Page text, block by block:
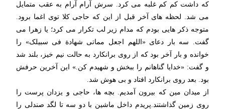
که داشت کم کم غلبه می کرد. سرش آرام آرام به عقب متمایل
می شد. لحظه های آخر قبل از این که حاجی کلا توی اغما برود.
متوجه ذکر هایی بودم که مدام زیر لب تکرار می کرد؛ یا زهرا می
گفت. سه بار دعای «اللهم اجعل مماتی شهادة فی سبیلک» را
خوانده و بار آخر بود که از روی برانکارد به حالت نیم خیز، بلند شد
و گفت: «خدایا گناهانم را ببخش و شهیدم کن.» این آخرین حرفش
بود. بعد روی برانکارد افتاد و بی هوش شد.
از میدان مین که بیرون آمدیم. بچه ها، حاجی و یزدان پرست را
روی زمین گذاشتند.پریدم داخل ماشین با دو سه تا لگد صندلی را